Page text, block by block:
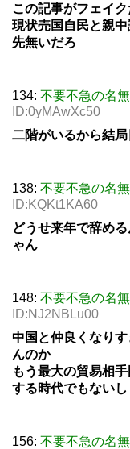
この記事がフェイ
現状売国自民と親
先無いだろ
134: 不要不急の名
ID:0yMAwXc50
二階がいるから結
138: 不要不急の名
ID:KQKt1KA60
どうせ来年で辞め
ゃん
148: 不要不急の名
ID:NJ2NBLu00
中国と仲良くなり
んのか
もう最大の貿易相
する時代でもないし
156: 不要不急の名